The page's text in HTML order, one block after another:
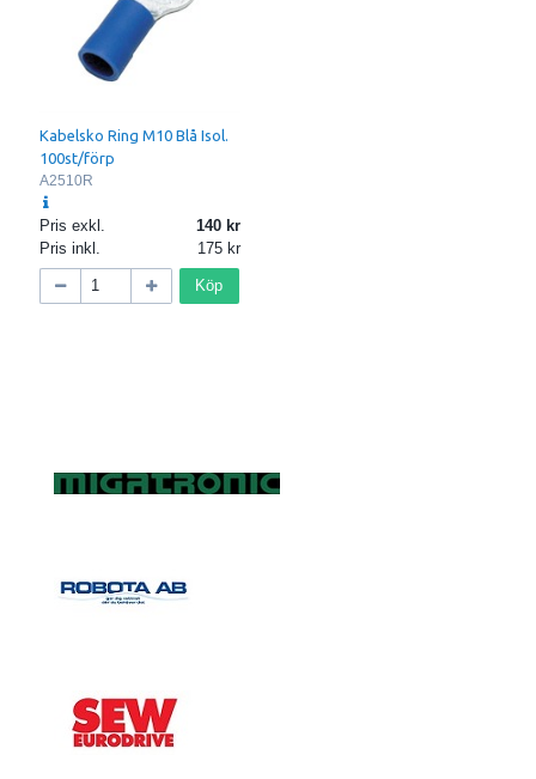
Kabelsko Ring M10 Blå Isol.
100st/förp
A2510R
Pris exkl.
140
Pris inkl.
175
Köp